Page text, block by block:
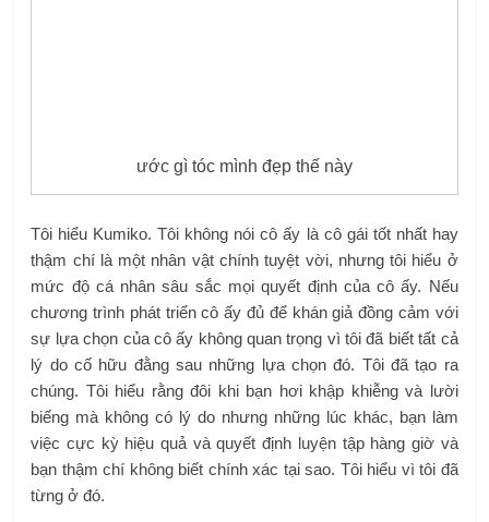
ước gì tóc mình đẹp thế này
Tôi hiểu Kumiko. Tôi không nói cô ấy là cô gái tốt nhất hay
thậm chí là một nhân vật chính tuyệt vời, nhưng tôi hiểu ở
mức độ cá nhân sâu sắc mọi quyết định của cô ấy. Nếu
chương trình phát triển cô ấy đủ để khán giả đồng cảm với
sự lựa chọn của cô ấy không quan trọng vì tôi đã biết tất cả
lý do cố hữu đằng sau những lựa chọn đó. Tôi đã tạo ra
chúng. Tôi hiểu rằng đôi khi bạn hơi khập khiễng và lười
biếng mà không có lý do nhưng những lúc khác, bạn làm
việc cực kỳ hiệu quả và quyết định luyện tập hàng giờ và
bạn thậm chí không biết chính xác tại sao. Tôi hiểu vì tôi đã
từng ở đó.